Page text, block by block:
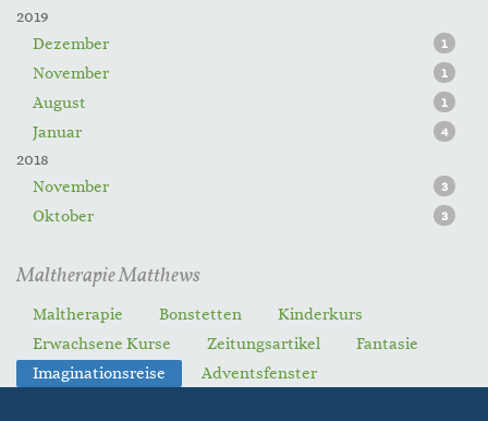
2019
Dezember
1
November 1
August 1
Januar 4
2018
November
3
Oktober 3
Maltherapie Matthews
Maltherapie Bonstetten
Kinderkurs
Erwachsene Kurse
Zeitungsartikel
Fantasie
Imaginationsreise
Adventsfenster